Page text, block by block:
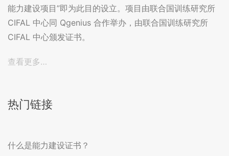
能力建设项目”即为此目的设立。项目由联合国训练研究所
CIFAL 中心同 Qgenius 合作举办，由联合国训练研究所
CIFAL 中心颁发证书。
查看更多…
热门链接
什么是能力建设证书？